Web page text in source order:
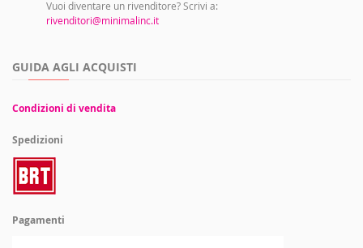
Vuoi diventare un rivenditore? Scrivi a:
rivenditori@minimalinc.it
GUIDA AGLI ACQUISTI
Condizioni di vendita
Spedizioni
Pagamenti